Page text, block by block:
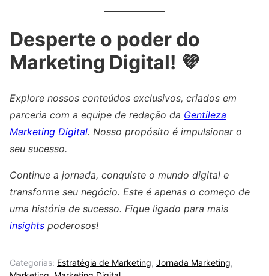
Desperte o poder do
Marketing Digital! 💜
Explore nossos conteúdos exclusivos, criados em
parceria com a equipe de redação da Gentileza
Marketing Digital. Nosso propósito é impulsionar o
seu sucesso.
Continue a jornada, conquiste o mundo digital e
transforme seu negócio. Este é apenas o começo de
uma história de sucesso. Fique ligado para mais
insights poderosos!
Categorias: Estratégia de Marketing, Jornada Marketing,